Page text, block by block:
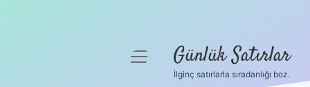
menüyü Günlük Satırlar
İlginç satırlarla sıradanlığı boz.